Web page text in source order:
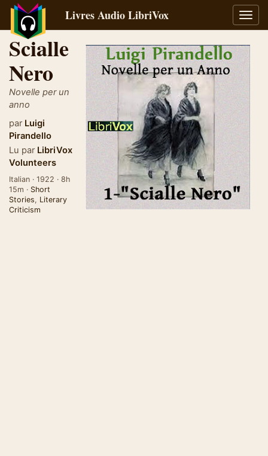
la
Livres Audio LibriVox
Scialle
Nero
Novelle per un
anno
par Luigi
Pirandello
Lu par LibriVox
Volunteers
Italian · 1922 · 8h
15m · Short
Stories, Literary
Criticism